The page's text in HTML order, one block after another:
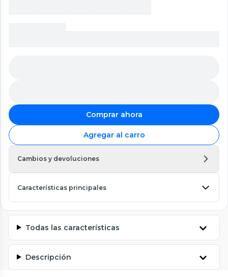
Comprar ahora
Agregar al carro
Cambios y devoluciones
Características principales
Todas las características
Descripción